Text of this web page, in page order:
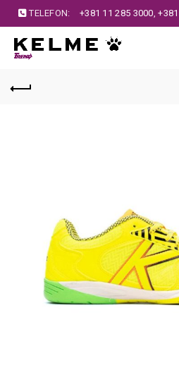
TELEFON: +381 11 285 3000,